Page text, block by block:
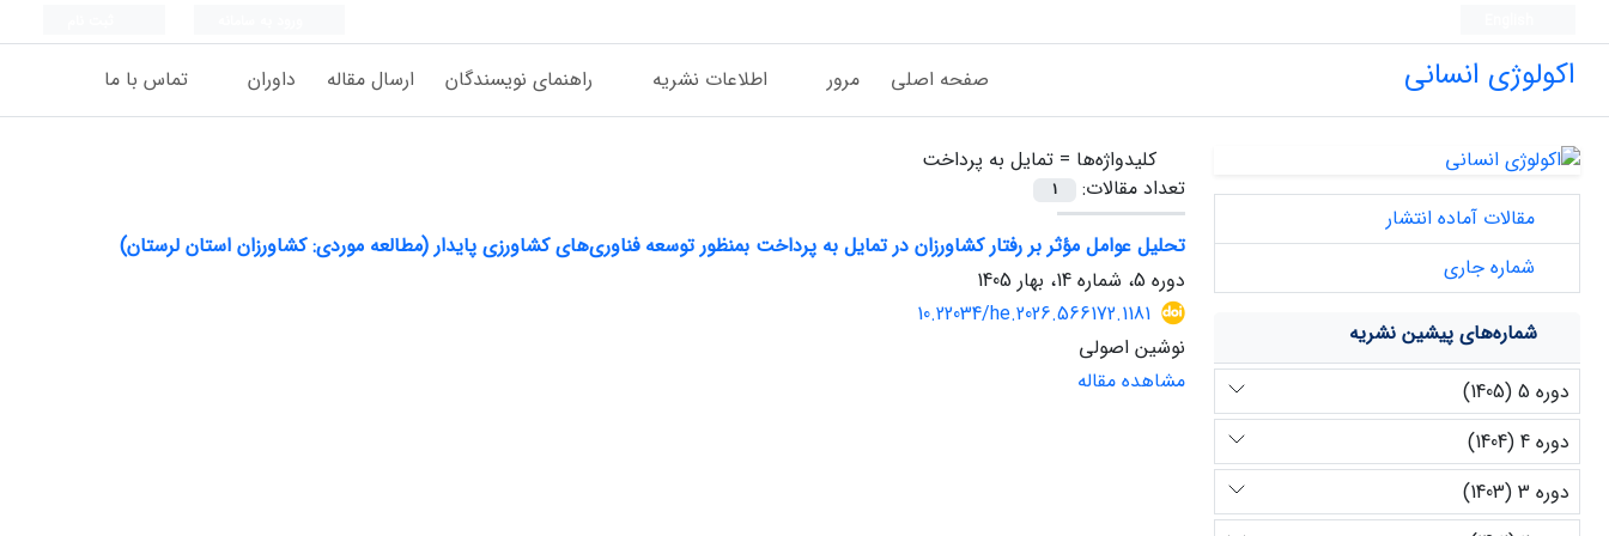
اکولوژی انسانی صفحه اصلی مرور اطلاعات نشریه راهنمای نویسندگان ارسال مقاله داوران تماس با ما
کلیدواژه‌ها = تمایل به پرداخت
تعداد مقالات:
1
تحلیل عوامل مؤثر بر رفتار کشاورزان در تمایل به پرداخت بمنظور توسعه فناوری‌های کشاورزی پایدار (مطالعه موردی: کشاورزان استان لرستان)
دوره 5، شماره 14، بهار 1405
10.22034/he.2026.566172.1181
نوشین اصولی
مشاهده مقاله
مقالات آماده انتشار
شماره جاری
شماره‌های پیشین نشریه
دوره 5 (1405)
دوره 4 (1404)
دوره 3 (1403)